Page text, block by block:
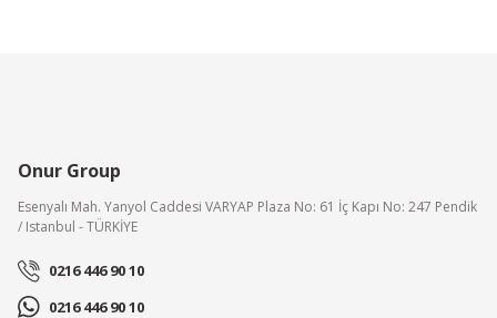
Onur Group
Esenyalı Mah. Yanyol Caddesi VARYAP Plaza No: 61 İç Kapı No: 247 Pendik
/ Istanbul - TÜRKİYE
0216 446 90 10
0216 446 90 10